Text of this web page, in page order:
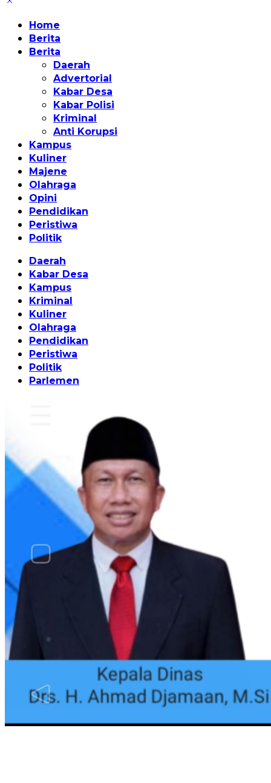
Home
Berita
Berita
Daerah
Advertorial
Kabar Desa
Kabar Polisi
Kriminal
Anti Korupsi
Kampus
Kuliner
Majene
Olahraga
Opini
Pendidikan
Peristiwa
Politik
Daerah
Kabar Desa
Kampus
Kriminal
Kuliner
Olahraga
Pendidikan
Peristiwa
Politik
Parlemen